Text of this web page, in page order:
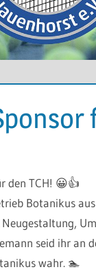
den TCH! 😀👍
Botanikus
seid ihr an
wahr. 🏊